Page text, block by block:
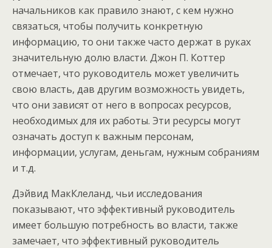
начальников как правило знают, с кем нужно
связаться, чтобы получить конкретную
информацию, то они также часто держат в руках
значительную долю власти. Джон П. Коттер
отмечает, что руководитель может увеличить
свою власть, дав другим возможность увидеть,
что они зависят от него в вопросах ресурсов,
необходимых для их работы. Эти ресурсы могут
означать доступ к важным персонам,
информации, услугам, деньгам, нужным собраниям
и т.д.
Дэйвид МакКлеланд, чьи исследования
показывают, что эффективный руководитель
имеет большую потребность во власти, также
замечает, что эффективный руководитель